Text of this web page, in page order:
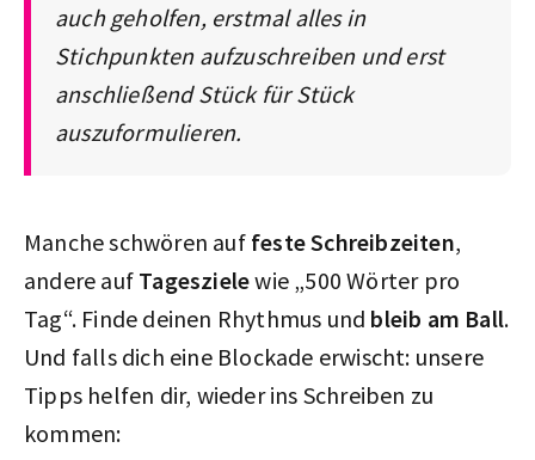
auch geholfen, erstmal alles in
Stichpunkten aufzuschreiben und erst
anschließend Stück für Stück
auszuformulieren.
Manche schwören auf feste Schreibzeiten,
andere auf Tageszielewie „500 Wörter pro
Tag“. Finde deinen Rhythmus und bleib am Ball.
Und falls dich eine Blockade erwischt: unsere
Tipps helfen dir, wieder ins Schreiben zu
kommen: